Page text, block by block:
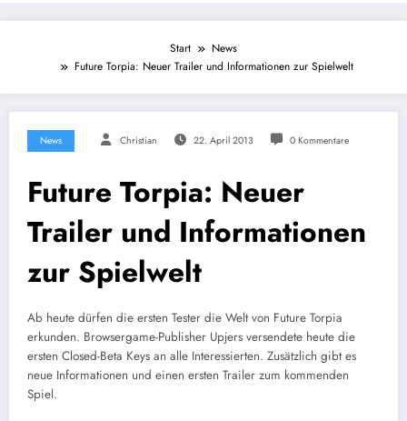
Start
News
Future Torpia: Neuer Trailer und Informationen zur Spielwelt
News Christian 22. April 2013 0 Kommentare
Future Torpia: Neuer
Trailer und Informationen
zur Spielwelt
Ab heute dürfen die ersten Tester die Welt von Future Torpia
erkunden. Browsergame-Publisher Upjers versendete heute die
ersten Closed-Beta Keys an alle Interessierten. Zusätzlich gibt es
neue Informationen und einen ersten Trailer zum kommenden
Spiel.